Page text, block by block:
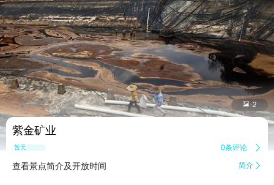
 2
紫金矿业
暂无点评 0条评论 
查看景点简介及开放时间 简介 
